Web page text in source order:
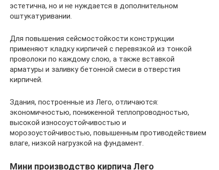
эстетична, но и не нуждается в дополнительном
оштукатуривании.
Для повышения сейсмостойкости конструкции
применяют кладку кирпичей с перевязкой из тонкой
проволоки по каждому слою, а также вставкой
арматуры и заливку бетонной смеси в отверстия
кирпичей.
Здания, построенные из Лего, отличаются:
экономичностью, пониженной теплопроводностью,
высокой износоустойчивостью и
морозоустойчивостью, повышенным противодействием
влаге, низкой нагрузкой на фундамент.
Мини производство кирпича Лего